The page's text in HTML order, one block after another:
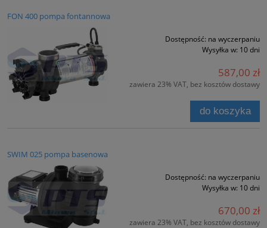
FON 400 pompa fontannowa
Dostępność: na wyczerpaniu
Wysyłka w: 10 dni
587,00 zł
zawiera 23% VAT, bez kosztów dostawy
do koszyka
SWIM 025 pompa basenowa
Dostępność: na wyczerpaniu
Wysyłka w: 10 dni
670,00 zł
zawiera 23% VAT, bez kosztów dostawy